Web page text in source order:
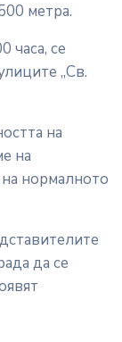
метра.
часа, се
„Св.
на
на
на нормалното
да се